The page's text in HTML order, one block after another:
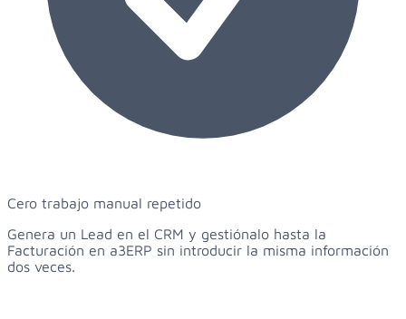
Cero trabajo manual repetido
Genera un Lead en el CRM y gestiónalo hasta la
Facturación en a3ERP sin introducir la misma información
dos veces.